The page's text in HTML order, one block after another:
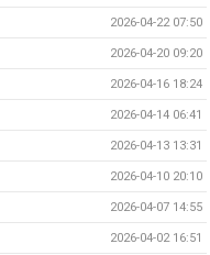
2026-04-22 07:50
2026-04-20 09:20
2026-04-16 18:24
2026-04-14 06:41
2026-04-13 13:31
2026-04-10 20:10
2026-04-07 14:55
2026-04-02 16:51